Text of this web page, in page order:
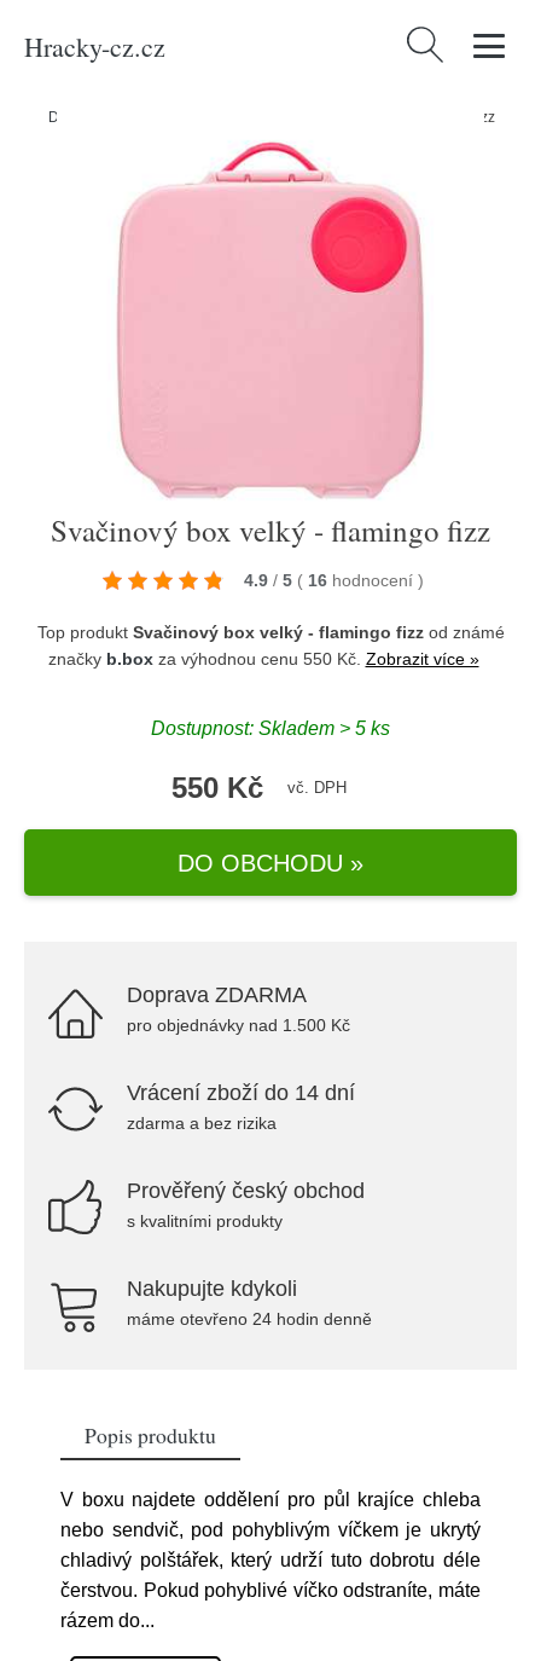
Hracky-cz.cz Vyhledávání
Domů Svačinový box velký - flamingo fizz
Svačinový box velký - flamingo fizz
4.9 / 5 ( 16 hodnocení )
Top produkt Svačinový box velký - flamingo fizzod známé
značky b.boxza výhodnou cenu 550 Kč. Zobrazit více »
Dostupnost: Skladem > 5 ks
550 Kč vč. DPH
DO OBCHODU »
Doprava ZDARMA
pro objednávky nad 1.500 Kč
Vrácení zboží do 14 dní
zdarma a bez rizika
Prověřený český obchod
s kvalitními produkty
Nakupujte kdykoli
máme otevřeno 24 hodin denně
Popis produktu
V boxu najdete oddělení pro půl krajíce chleba
nebo sendvič, pod pohyblivým víčkem je ukrytý
chladivý polštářek, který udrží tuto dobrotu déle
čerstvou. Pokud pohyblivé víčko odstraníte, máte
rázem do...